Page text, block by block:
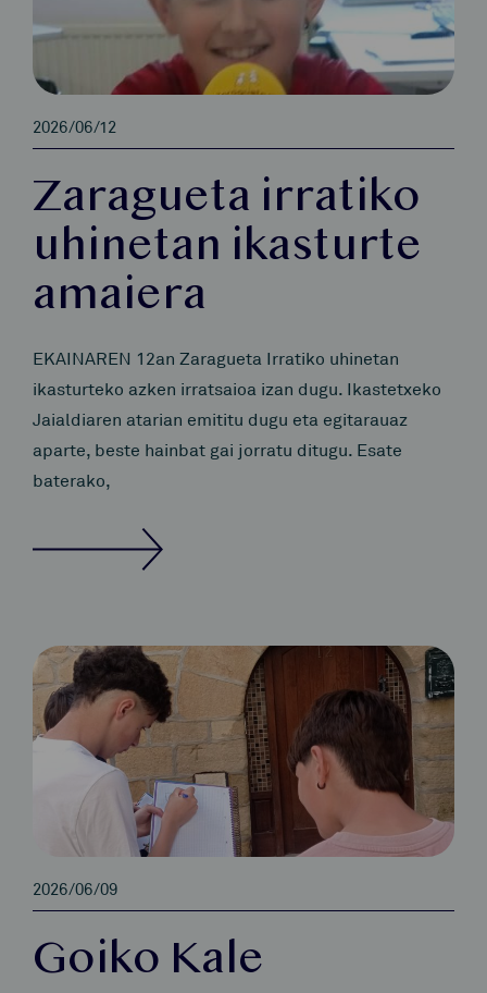
2026/06/12
Zaragueta irratiko
uhinetan ikasturte
amaiera
EKAINAREN 12an Zaragueta Irratiko uhinetan
ikasturteko azken irratsaioa izan dugu. Ikastetxeko
Jaialdiaren atarian emititu dugu eta egitarauaz
aparte, beste hainbat gai jorratu ditugu. Esate
baterako,
2026/06/09
Goiko Kale